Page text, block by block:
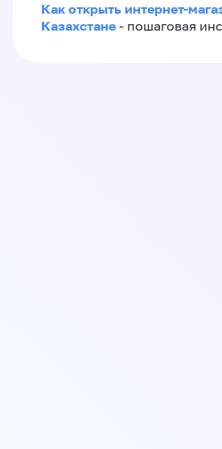
Как открыть интернет-
Казахстане - пошаговая